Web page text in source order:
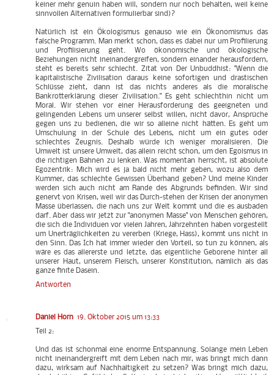
keiner mehr genuin haben will, sondern nur noch behalten, weil keine
sinnvollen Alternativen formulierbar sind)?
Natürlich ist ein Ökologismus genauso wie ein Ökonomismus das
falsche Programm. Man merkt schon, dass es dabei nur um Profilierung
und Profilisierung geht. Wo ökonomische und ökologische
Beziehungen nicht ineinandergreifen, sondern einander herausfordern,
steht es bereits sehr schlecht. Zitat von Der Unbuddhist: "Wenn die
kapitalistische Zivilisation daraus keine sofortigen und drastischen
Schlüsse zieht, dann ist das nichts anderes als die moralische
Bankrotterklärung dieser Zivilisation." Es geht schlechthin nicht um
Moral. Wir stehen vor einer Herausforderung des geeigneten und
gelingenden Lebens um unserer selbst willen, nicht davor, Ansprüche
gegen uns zu bedienen, die wir so alleine nicht hätten. Es geht um
Umschulung in der Schule des Lebens, nicht um ein gutes oder
schlechtes Zeugnis. Deshalb würde ich weniger moralisieren. Die
Umwelt ist unsere Umwelt, das allein reicht schon, um den Egoismus in
die richtigen Bahnen zu lenken. Was momentan herrscht, ist absolute
Egozentrik: Mich wird es ja bald nicht mehr geben, wozu also dem
Kummer, das schlechte Gewissen Überhand geben? Und meine Kinder
werden sich auch nicht am Rande des Abgrunds befinden. Wir sind
genervt von Krisen, weil wir das Durch-stehen der Krisen der anonymen
Masse überlassen, die nach uns zur Welt kommt und die es ausbaden
darf. Aber dass wir jetzt zur "anonymen Masse" von Menschen gehören,
die sich die Individuen vor vielen Jahren, Jahrzehnten haben vorgestellt
um Unerträglichkeiten zu vererben (Kriege, Hass), kommt uns nicht in
den Sinn. Das Ich hat immer wieder den Vorteil, so tun zu können, als
wäre es das allererste und letzte, das eigentliche Geborene hinter all
unserer Haut, unserem Fleisch, unserer Konstitution, nämlich als das
ganze finite Dasein.
Antworten
Daniel Horn 19. Oktober 2015 um 13:33
Teil 2:
Und das ist schonmal eine enorme Entspannung. Solange mein Leben
nicht ineinandergreift mit dem Leben nach mir, was bringt mich dann
dazu, wirksam auf Nachhaltigkeit zu setzen? Was bringt mich dazu,